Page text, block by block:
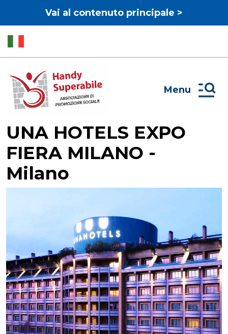
Vai al contenuto principale >
Menu
UNA HOTELS EXPO
FIERA MILANO -
Milano